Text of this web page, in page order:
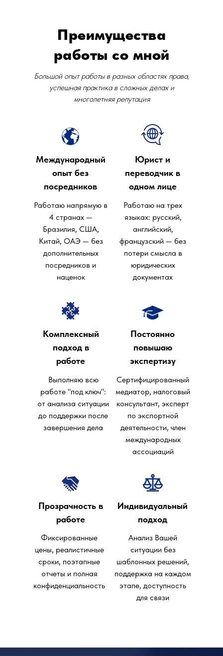
Большой опыт работы в разных областях права,
успешная практика в сложных делах и
многолетняя репутация
Преимущества
работы со мной
Работаю напрямую в
4 странах —
Бразилия, США,
Китай, ОАЭ — без
дополнительных
посредников и
наценок
Международный
опыт без
посредников
Юрист и
переводчик в
одном лице
Работаю на трех
языках: русский,
английский,
французский — без
потери смысла в
юридических
документах
Сертифицированный
медиатор, налоговый
консультант, эксперт
по экспортной
деятельности, член
международных
ассоциаций
Постоянно
повышаю
экспертизу
Комплексный
подход в
работе
Выполняю всю
работе "под ключ":
от анализа ситуации
до поддержки после
завершения дела
Фиксированные
цены, реалистичные
сроки, поэтапные
отчеты и полная
конфиденциальность
Прозрачность в
работе
Индивидуальный
подход
Анализ Вашей
ситуации без
шаблонных решений,
поддержка на каждом
этапе, доступность
для связи